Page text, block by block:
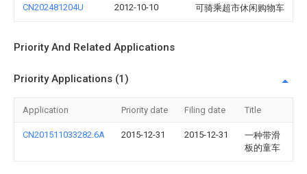
CN202481204U 2012-10-10 可骑乘超市休闲购物车
Priority And Related Applications
Priority Applications (1)
Application Priority date Filing date Title
CN201511033282.6A 2015-12-31 2015-12-31
一种带滑
板的童车